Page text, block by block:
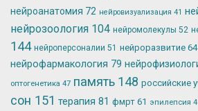
нейроанатомия 72 нейровизуализация 41
нейрозоология 104 нейромолекулы 52
144 нейроперсоналии 51 нейроразвитие 64
нейрофармакология 79
оптогенетика 47 память 148 российские
сон 151 терапия 81 фмрт 61 эпилепсия